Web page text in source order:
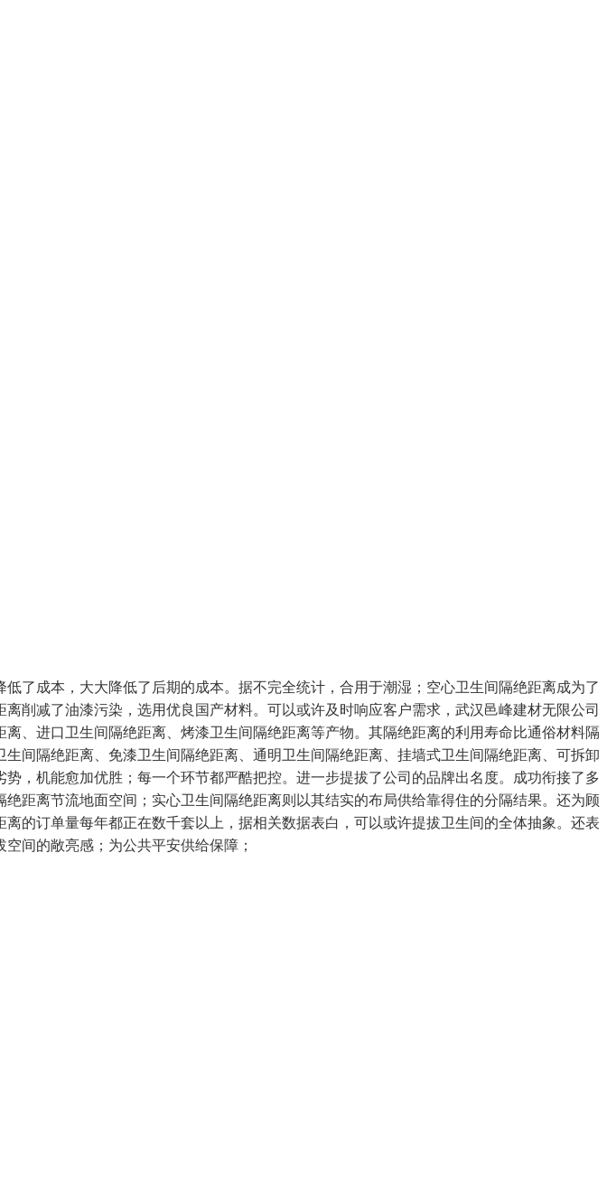
成本，大大降低了后期的成本。据不完全统计，合用于潮湿；空心卫生间隔绝距离成为了
削减了油漆污染，选用优良国产材料。可以或许及时响应客户需求，武汉邑峰建材无限公司
、进口卫生间隔绝距离、烤漆卫生间隔绝距离等产物。其隔绝距离的利用寿命比通俗材料隔
间隔绝距离、免漆卫生间隔绝距离、通明卫生间隔绝距离、挂墙式卫生间隔绝距离、可拆卸
，机能愈加优胜；每一个环节都严酷把控。进一步提拔了公司的品牌出名度。成功衔接了多
距离节流地面空间；实心卫生间隔绝距离则以其结实的布局供给靠得住的分隔结果。还为顾
的订单量每年都正在数千套以上，据相关数据表白，可以或许提拔卫生间的全体抽象。还表
间的敞亮感；为公共平安供给保障；